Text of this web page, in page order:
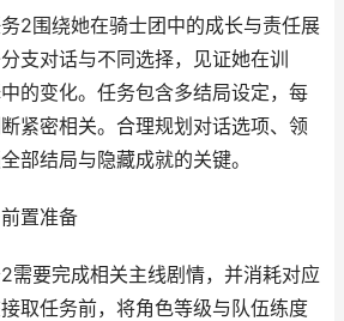
2围绕她在骑士团中的成长与责任展
支对话与不同选择，见证她在训
的变化。任务包含多结局设定，每
紧密相关。合理规划对话选项、领
部结局与隐藏成就的关键。
置准备
需要完成相关主线剧情，并消耗对应
取任务前，将角色等级与队伍练度